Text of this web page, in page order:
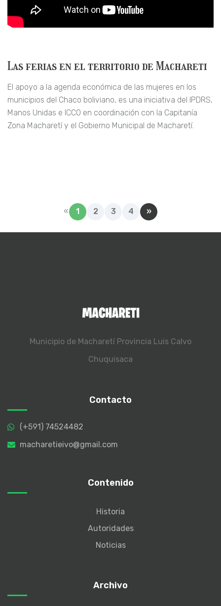
Las ferias en el territorio de Machareti
El apoyo a la agenda económica de las mujeres en los
municipios del Chaco boliviano, es una iniciativa del IPDRS,
Manos Unidas e ICCO en coordinación con la Capitanía
Zona Macharetí y el Gobierno Municipal de Macharetí.
« 1 2 3 4 »
Municipio de Macharetí Provincia Luis Calvo
Chuquisaca
Contacto
(+591) 74524482
macharetieivo@gmail.com
Contenido
Historia
Autoridades
Noticias
Archivo